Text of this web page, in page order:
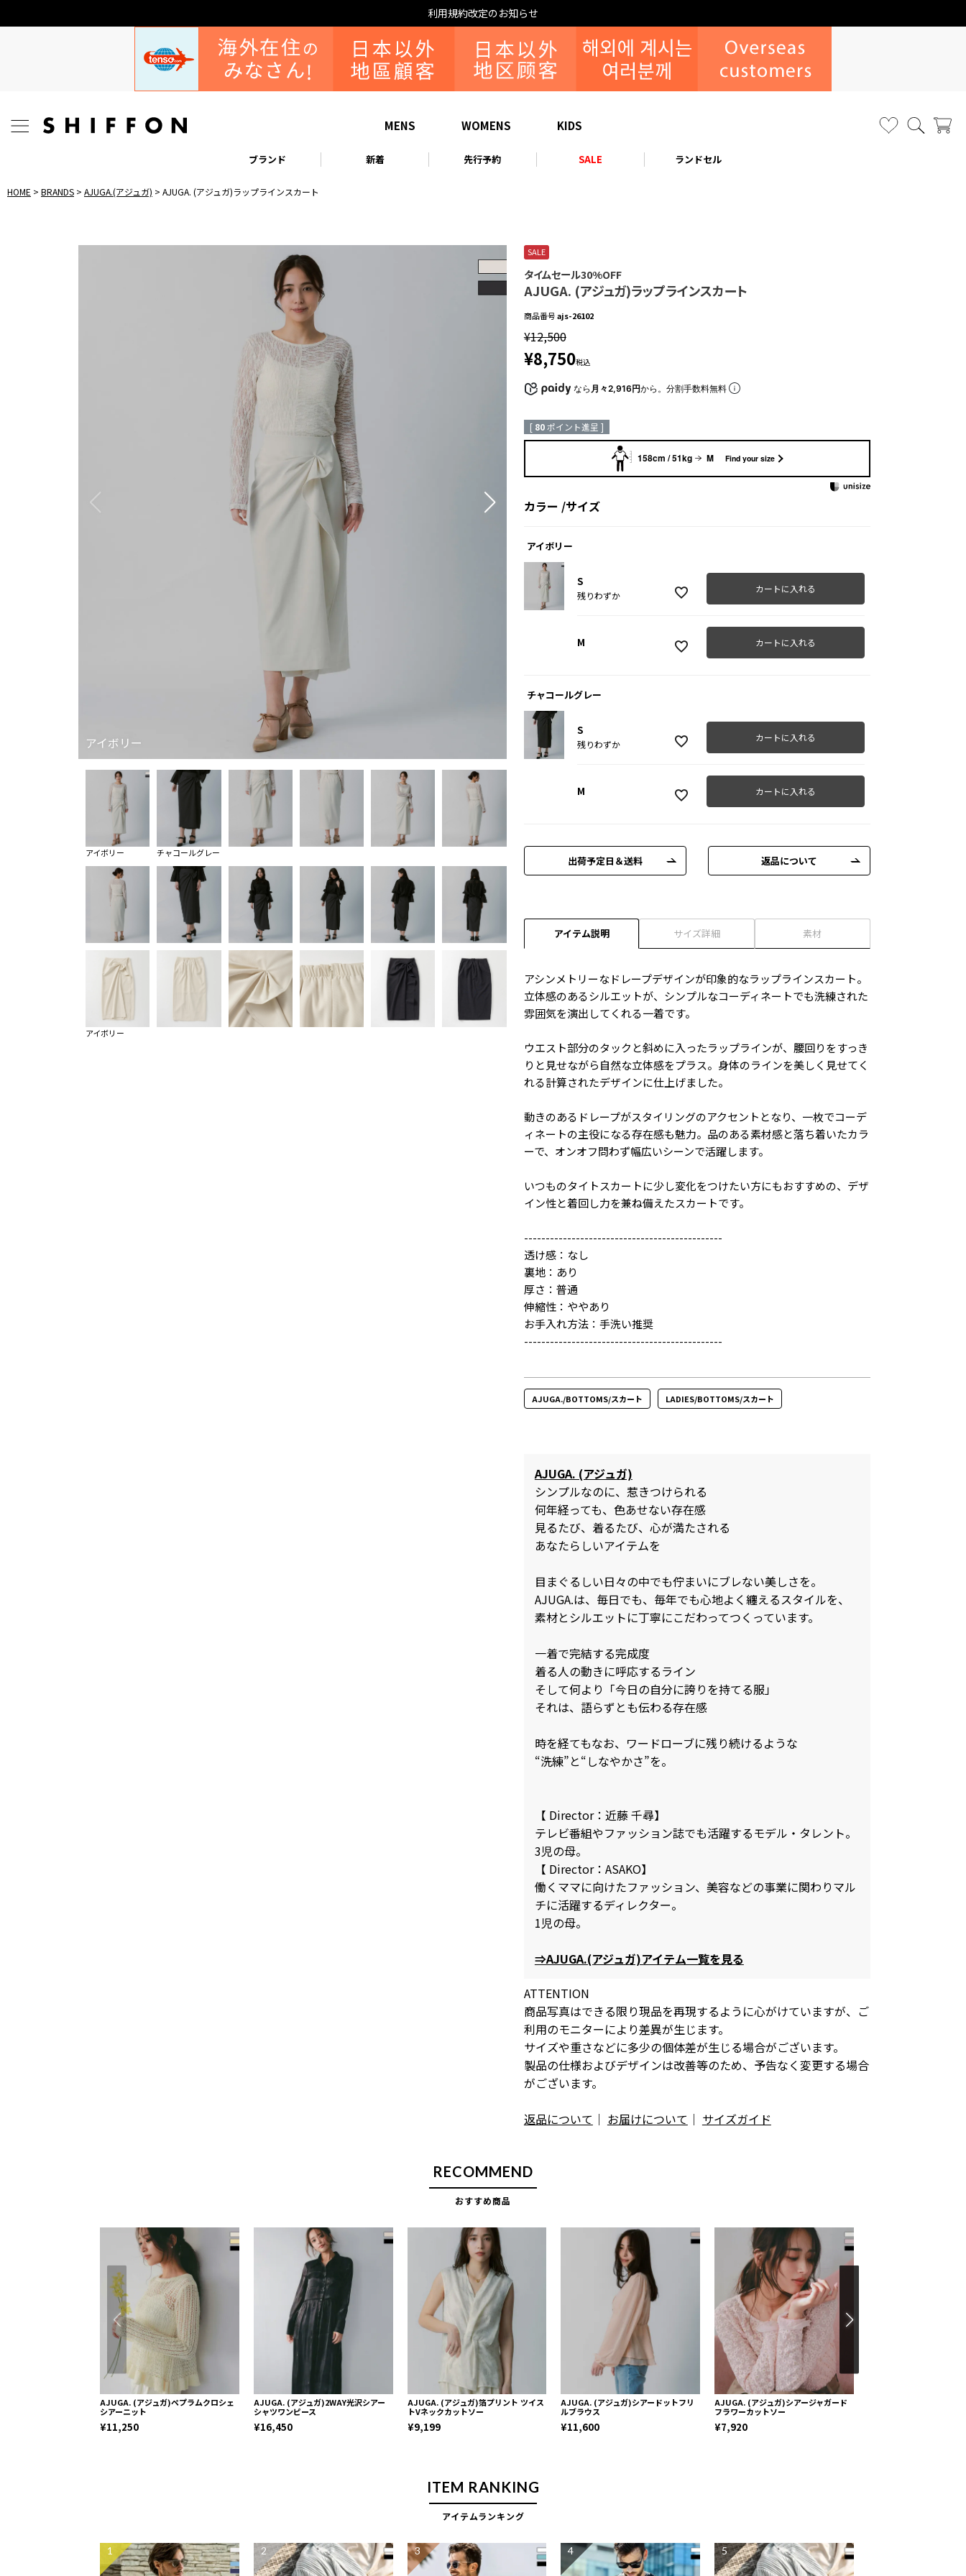
利用規約改定のお知らせ
MENS WOMENS KIDS
ブランド 新着 先行予約 SALE ランドセル
HOME BRANDS AJUGA.(アジュガ) AJUGA. (アジュガ)ラップラインスカート
アイボリー チャコールグレー
アイボリー チャコールグレー
アイボリー
SALE
タイムセール30%OFF
AJUGA. (アジュガ)ラップラインスカート
商品番号ajs-26102
¥12,500
¥8,750税込
なら 月々2,916円から。分割手数料無料
[ 80ポイント進呈 ]
158cm / 51kg M Find your size
カラー サイズ
アイボリー
S
残りわずか
カートに入れる
M カートに入れる
チャコールグレー
S
残りわずか
カートに入れる
M カートに入れる
出荷予定日＆送料 返品について
アイテム説明 サイズ詳細 素材
アシンメトリーなドレープデザインが印象的なラップラインスカート。
立体感のあるシルエットが、シンプルなコーディネートでも洗練された
雰囲気を演出してくれる一着です。
ウエスト部分のタックと斜めに入ったラップラインが、腰回りをすっき
りと見せながら自然な立体感をプラス。身体のラインを美しく見せてく
れる計算されたデザインに仕上げました。
動きのあるドレープがスタイリングのアクセントとなり、一枚でコーデ
ィネートの主役になる存在感も魅力。品のある素材感と落ち着いたカラ
ーで、オンオフ問わず幅広いシーンで活躍します。
いつものタイトスカートに少し変化をつけたい方にもおすすめの、デザ
イン性と着回し力を兼ね備えたスカートです。
----------------------------------------------
透け感：なし
裏地：あり
厚さ：普通
伸縮性：ややあり
お手入れ方法：手洗い推奨
----------------------------------------------
AJUGA./BOTTOMS/スカート LADIES/BOTTOMS/スカート
AJUGA. (アジュガ)
シンプルなのに、惹きつけられる
何年経っても、色あせない存在感
見るたび、着るたび、心が満たされる
あなたらしいアイテムを
目まぐるしい日々の中でも佇まいにブレない美しさを。
AJUGA.は、毎日でも、毎年でも心地よく纏えるスタイルを、
素材とシルエットに丁寧にこだわってつくっています。
一着で完結する完成度
着る人の動きに呼応するライン
そして何より「今日の自分に誇りを持てる服」
それは、語らずとも伝わる存在感
時を経てもなお、ワードローブに残り続けるような
“洗練”と“しなやかさ”を。
【 Director：近藤 千尋】
テレビ番組やファッション誌でも活躍するモデル・タレント。
3児の母。
【 Director：ASAKO】
働くママに向けたファッション、美容などの事業に関わりマル
チに活躍するディレクター。
1児の母。
⇒AJUGA.(アジュガ)アイテム一覧を見る
ATTENTION
商品写真はできる限り現品を再現するように心がけていますが、ご
利用のモニターにより差異が生じます。
サイズや重さなどに多少の個体差が生じる場合がございます。
製品の仕様およびデザインは改善等のため、予告なく変更する場合
がございます。
返品について ｜ お届けについて ｜ サイズガイド
RECOMMEND
おすすめ商品
AJUGA. (アジュガ)ペプラムクロシェ
シアーニット
¥11,250
AJUGA. (アジュガ)2WAY光沢シアー
シャツワンピース
¥16,450
AJUGA. (アジュガ)箔プリント ツイス
トVネックカットソー
¥9,199
AJUGA. (アジュガ)シアードットフリ
ルブラウス
¥11,600
AJUGA. (アジュガ)シアージャガード
フラワーカットソー
¥7,920
ITEM RANKING
アイテムランキング
1 2 3 4 5